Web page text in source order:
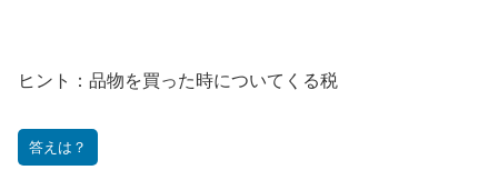
ヒント： 品物を買った時についてくる税
答えは？